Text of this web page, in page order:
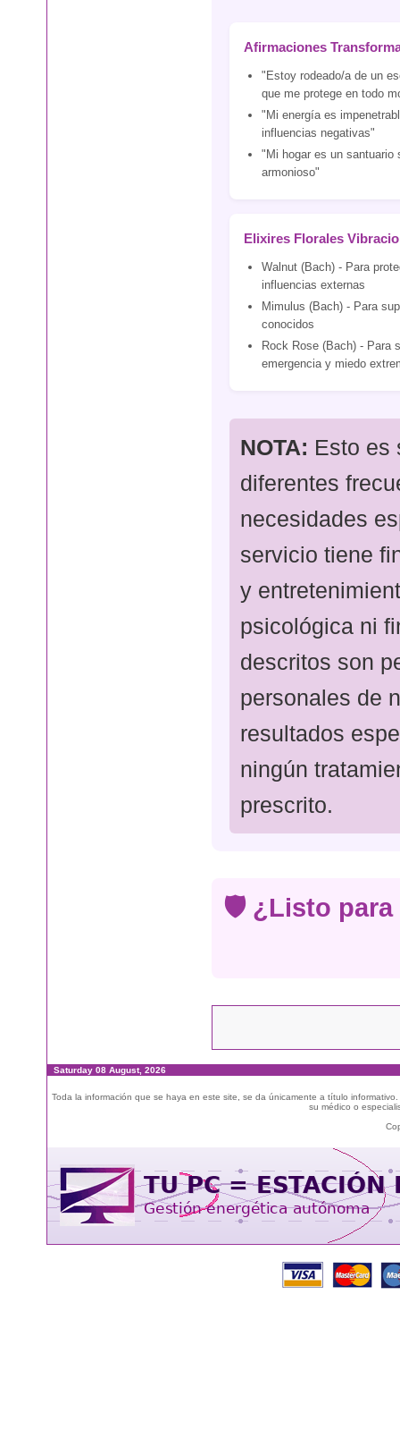
Afirmaciones
"Estoy rodeado/a de un
que me protege en todo
"Mi energía es
influencias negativas"
"Mi hogar es un santuario
armonioso"
Elixires Florales
Walnut (Bach) - Para
influencias externas
Mimulus (Bach) - Para
conocidos
Rock Rose (Bach) - Para
emergencia y miedo
NOTA: Esto es
diferentes
necesidades
servicio tiene
y
psicológica ni
descritos son
personales de
resultados
ningún
prescrito.
🛡️ ¿Listo para
Saturday 08 August, 2026
Toda la información que se haya en este site, se da únicamente a título
su médico o